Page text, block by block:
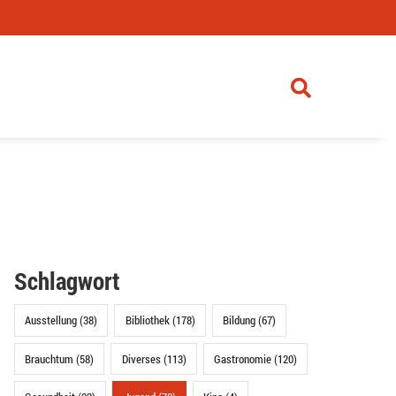
Schlagwort
Ausstellung (38) Bibliothek (178) Bildung (67)
Brauchtum (58) Diverses (113) Gastronomie (120)